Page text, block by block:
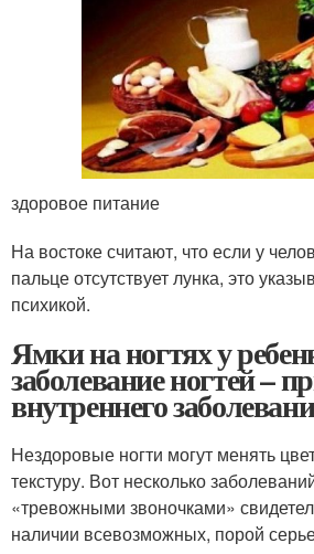
здоровое питание
На востоке считают, что если у
пальце отсутствует лунка, это
психикой.
Ямки на ногтях у
заболевание ногтей –
внутреннего
Нездоровые ногти могут менять
текстуру. Вот несколько
«тревожными звоночками»
наличии всевозможных, порой